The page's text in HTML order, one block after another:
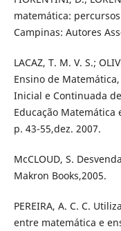
matemática:
Campinas: Autores
LACAZ, T. M. V. S.;
Ensino de
Inicial e Continuada
Educação Matemática
p. 43-55,dez. 2007.
McCLOUD, S.
Makron Books,2005.
PEREIRA, A. C. C.
entre matemática e